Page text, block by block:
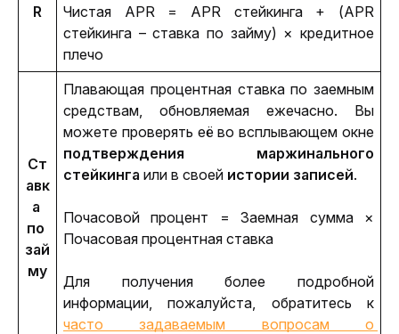
R
Чистая APR = APR стейкинга + (APR
стейкинга – ставка по займу) × кредитное
плечо
Ст
авк
а
по
зай
му
Плавающая процентная ставка по заемным
средствам, обновляемая ежечасно. Вы
подтверждения маржинального
стейкинга или в своей истории записей.
Почасовой процент = Заемная сумма ×
Почасовая процентная ставка
Для получения более подробной
информации, пожалуйста, обратитесь к
часто задаваемым вопросам о